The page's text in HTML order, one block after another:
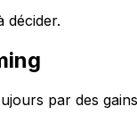
décider.
par des